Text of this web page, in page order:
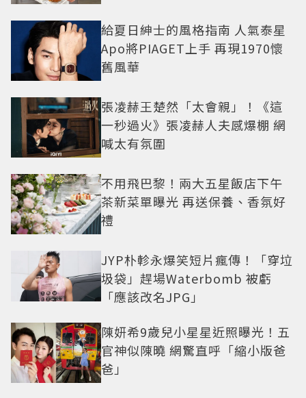
給夏日紳士的風格指南 人氣泰星
Apo將PIAGET上手 再現1970懷
舊風華
張凌赫王楚然「太會親」！《這
一秒過火》張凌赫人夫感爆棚 網
喊太有氛圍
不用飛巴黎！兩大五星飯店下午
茶新菜單曝光 再送保養、香氛好
禮
JYP朴軫永爆笑短片瘋傳！「穿垃
圾袋」趕場Waterbomb 被虧
「應該改名JPG」
陳妍希9歲兒小星星近照曝光！五
官神似陳曉 網驚直呼「縮小版爸
爸」